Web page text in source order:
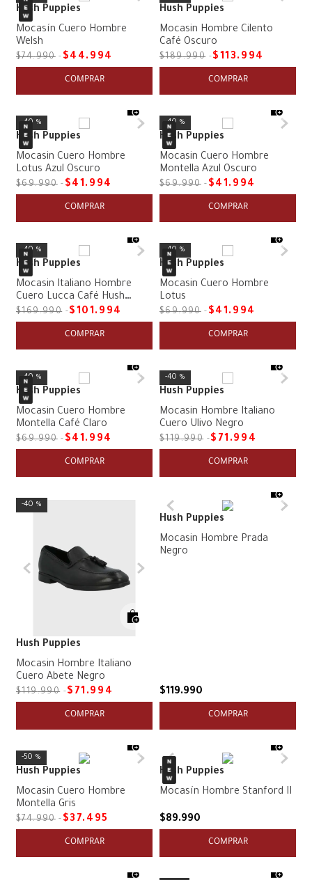
Hush Puppies
Mocasín Cuero Hombre
Welsh
$74.990 $44. 994
COMPRAR
Hush Puppies
Mocasin Hombre Cilento
Café Oscuro
$189.990 $ 113. 994
COMPRAR
40 %
Hush Puppies
Mocasin Cuero Hombre
Lotus Azul Oscuro
$69.990 $41. 994
COMPRAR
40 %
Hush Puppies
Mocasin Cuero Hombre
Montella Azul Oscuro
$69.990 $41. 994
COMPRAR
40 %
Hush Puppies
Mocasin Italiano Hombre
Cuero Lucca Café Hush
Puppies
$169.990 $ 101. 994
COMPRAR
40 %
Hush Puppies
Mocasin Cuero Hombre
Lotus
$69.990 $41. 994
COMPRAR
40 %
Hush Puppies
Mocasin Cuero Hombre
Montella Café Claro
$69.990 $41. 994
COMPRAR
40 %
Hush Puppies
Mocasin Hombre Italiano
Cuero Ulivo Negro
$119.990 $ 71 .994
COMPRAR
40 %
Hush Puppies
Mocasin Hombre Italiano
Cuero Abete Negro
$119.990 $ 71 .994
COMPRAR
Hush Puppies
Mocasin Hombre Prada
Negro
$119.990
COMPRAR
50 %
Hush Puppies
Mocasin Cuero Hombre
Montella Gris
$74.990 $37. 495
COMPRAR
Hush Puppies
Mocasín Hombre Stanford II
$89.990
COMPRAR